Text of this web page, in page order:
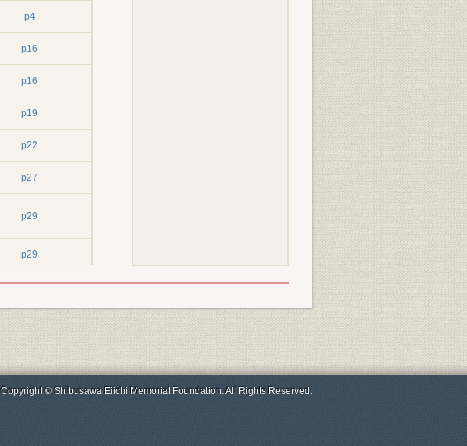
p4
p16
p16
p19
p22
p27
p29
p29
p41
p44
p47
Copyright © Shibusawa Eiichi Memorial Foundation. All Rights Reserved.